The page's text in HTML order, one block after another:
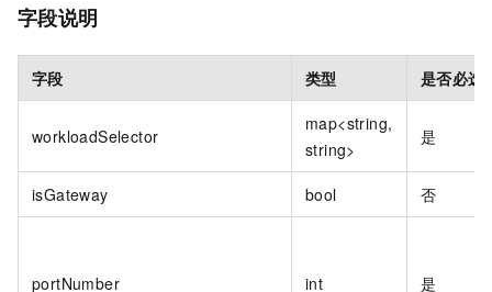
字段说明
字段 类型 是否必选
workloadSelector
map<string,
string>
是
isGateway bool 否
portNumber int 是